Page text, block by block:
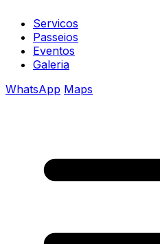
Servicos
Passeios
Eventos
Galeria
WhatsApp Maps